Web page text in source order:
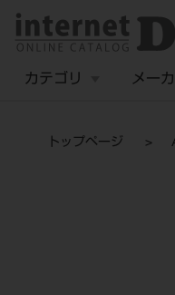
カテゴリ メー
トップページ